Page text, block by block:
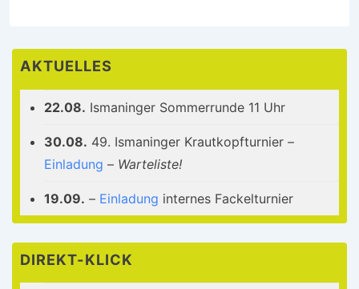
AKTUELLES
22.08. Ismaninger Sommerrunde 11 Uhr
30.08. 49. Ismaninger Krautkopfturnier –
Einladung – Warteliste!
19.09. – Einladung internes Fackelturnier
DIREKT-KLICK